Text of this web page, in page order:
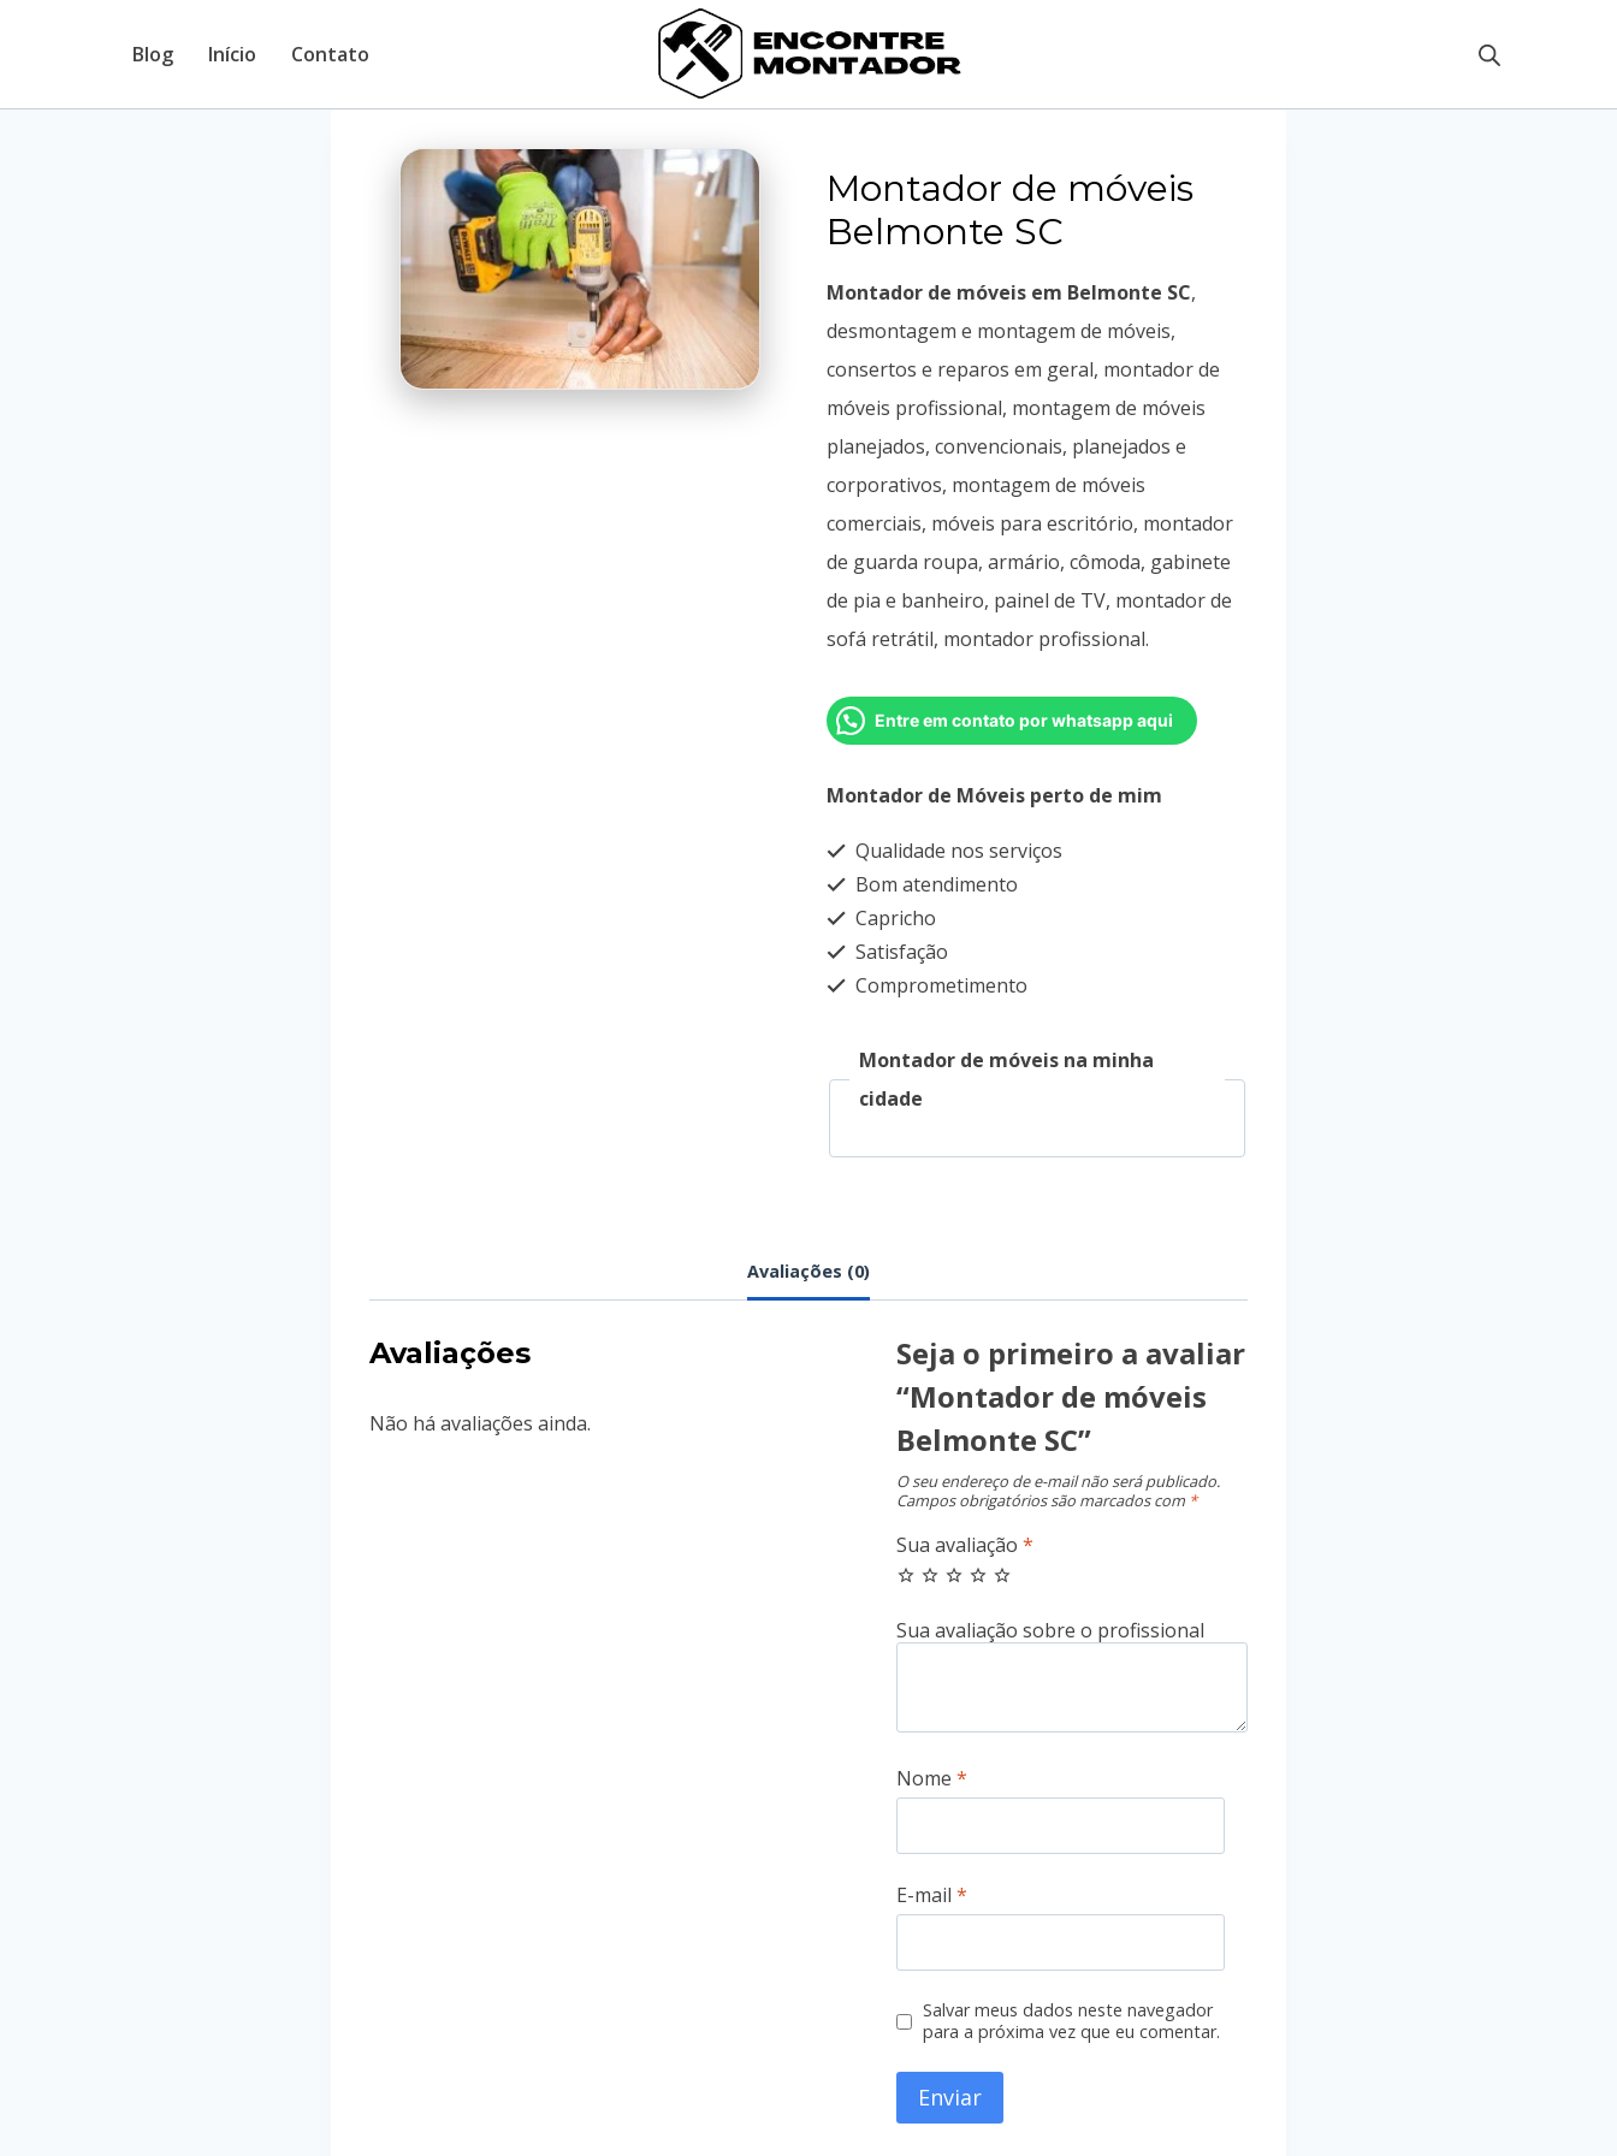
Blog Início Contato
Montador de móveis
Belmonte SC
Montador de móveis em Belmonte SC,
desmontagem e montagem de móveis,
consertos e reparos em geral, montador de
móveis profissional, montagem de móveis
planejados, convencionais, planejados e
corporativos, montagem de móveis
comerciais, móveis para escritório, montador
de guarda roupa, armário, cômoda, gabinete
de pia e banheiro, painel de TV, montador de
sofá retrátil, montador profissional.
Entre em contato por whatsapp aqui
Montador de Móveis perto de mim
Qualidade nos serviços
Bom atendimento
Capricho
Satisfação
Comprometimento
Montador de móveis na minha
cidade
Avaliações (0)
Avaliações
Não há avaliações ainda.
Seja o primeiro a avaliar
“Montador de móveis
Belmonte SC”
O seu endereço de e-mail não será publicado.
Campos obrigatórios são marcados com *
Sua avaliação *
Nome *
E-mail *
Salvar meus dados neste navegador
para a próxima vez que eu comentar.